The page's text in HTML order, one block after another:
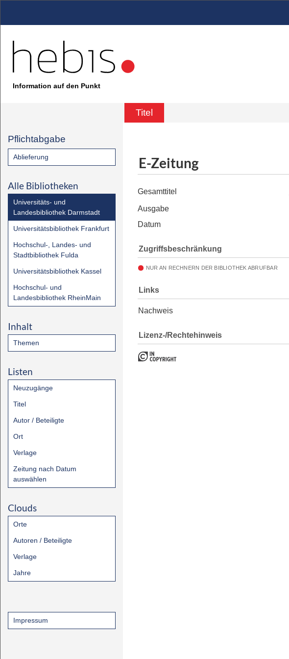
Information auf den Punkt
Titel
Pflichtabgabe
Ablieferung
Alle Bibliotheken
Universitäts- und
Landesbibliothek Darmstadt
Universitätsbibliothek Frankfurt
Hochschul-, Landes- und
Stadtbibliothek Fulda
Universitätsbibliothek Kassel
Hochschul- und
Landesbibliothek RheinMain
Inhalt
Themen
Listen
Neuzugänge
Titel
Autor / Beteiligte
Ort
Verlage
Zeitung nach Datum
auswählen
Clouds
Orte
Autoren / Beteiligte
Verlage
Jahre
Impressum
E-Zeitung
Gesamttitel
Ausgabe
Datum
Zugriffsbeschränkung
NUR AN RECHNERN DER BIBLIOTHEK ABRUFBAR
Links
Nachweis
Lizenz-/Rechtehinweis